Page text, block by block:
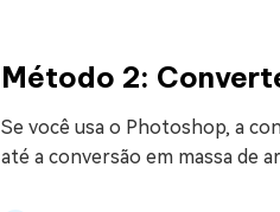
Método 2:
Se você usa o Photoshop, a
até a conversão em massa de